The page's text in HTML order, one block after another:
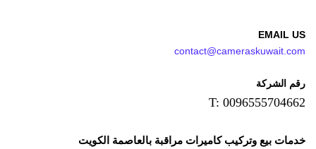
EMAIL US
contact@cameraskuwait.com
رقم الشركة
T: 0096555704662
خدمات بيع وتركيب كاميرات مراقبة بالعاصمة الكويت